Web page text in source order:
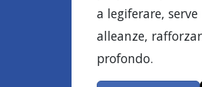
a legiferare,
alleanze,
profondo.